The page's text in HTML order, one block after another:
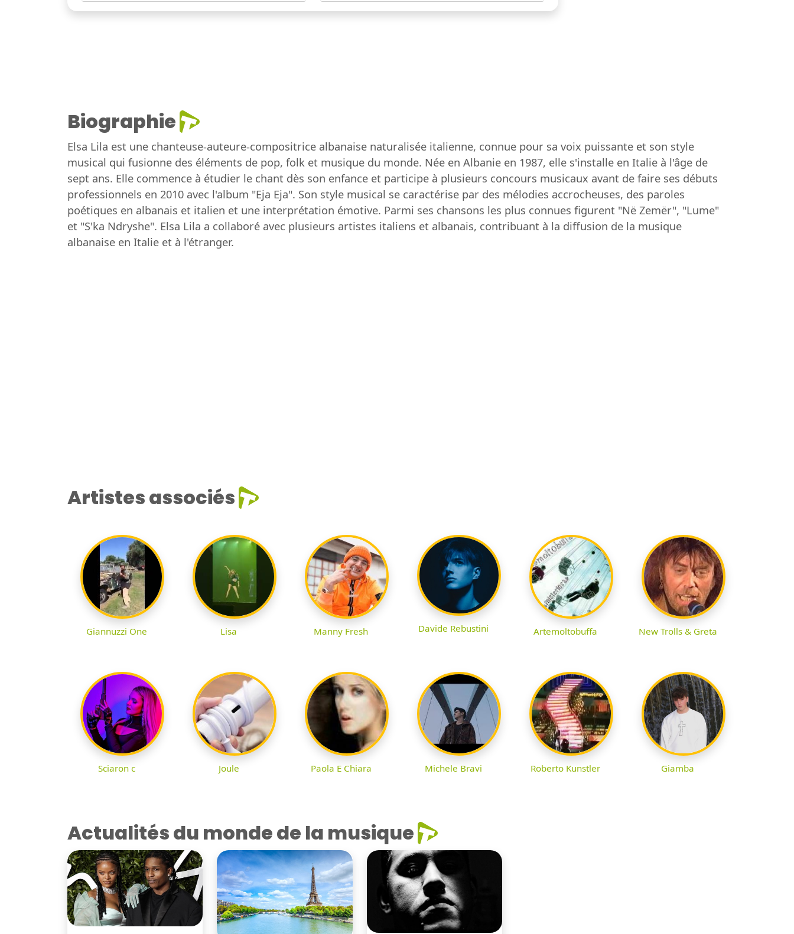
Biographie
Elsa Lila est une chanteuse-auteure-compositrice albanaise naturalisée italienne, connue pour sa voix puissante et son style
musical qui fusionne des éléments de pop, folk et musique du monde. Née en Albanie en 1987, elle s'installe en Italie à l'âge de
sept ans. Elle commence à étudier le chant dès son enfance et participe à plusieurs concours musicaux avant de faire ses débuts
professionnels en 2010 avec l'album "Eja Eja". Son style musical se caractérise par des mélodies accrocheuses, des paroles
poétiques en albanais et italien et une interprétation émotive. Parmi ses chansons les plus connues figurent "Në Zemër", "Lume"
et "S'ka Ndryshe". Elsa Lila a collaboré avec plusieurs artistes italiens et albanais, contribuant à la diffusion de la musique
albanaise en Italie et à l'étranger.
Artistes associés
Giannuzzi One Lisa Manny Fresh Davide Rebustini Artemoltobuffa New Trolls & Greta
Sciaron c Joule Paola E Chiara Michele Bravi Roberto Kunstler Giamba
Actualités du monde de la musique